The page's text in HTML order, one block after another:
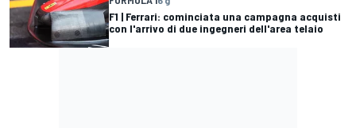
F1 | Ferrari: cominciata una campagna acquisti
con l'arrivo di due ingegneri dell'area telaio